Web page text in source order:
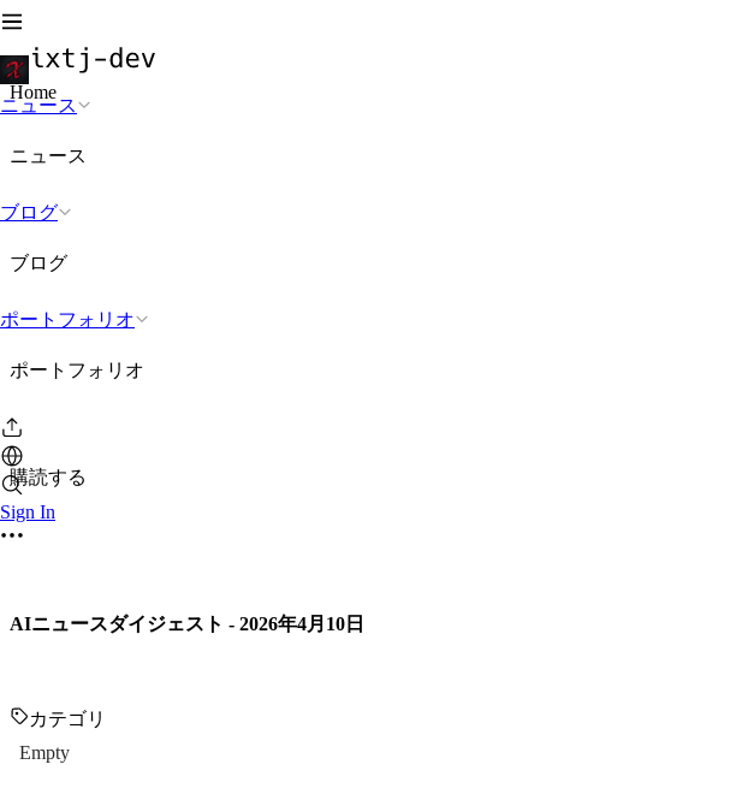
ニュース
ブログ
ポートフォリオ
Sign In
Home
ニュース
ブログ
ポートフォリオ
購読する
AIニュースダイジェスト - 2026年4月10日
カテゴリ
Empty